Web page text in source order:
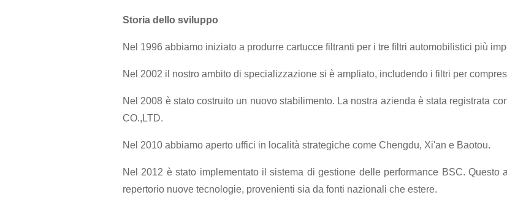
Storia dello sviluppo
Nel 1996 abbiamo iniziato a produrre cartucce filtranti per i tre filtri automobilistici più
Nel 2002 il nostro ambito di specializzazione si è ampliato, includendo i filtri per
Nel 2008 è stato costruito un nuovo stabilimento. La nostra azienda è stata registrata
CO.,LTD.
Nel 2010 abbiamo aperto uffici in località strategiche come Chengdu, Xi'an e Baotou.
Nel 2012 è stato implementato il sistema di gestione delle performance BSC. Questo
repertorio nuove tecnologie, provenienti sia da fonti nazionali che estere.